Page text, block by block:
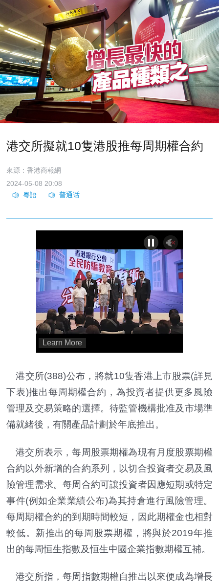
港交所擬就10隻港股推每周期權合約
來源：香港商報網
2024-05-08 20:08
港交所(388)公布，將就10隻香港上市股票(詳見
下表)推出每周期權合約，為投資者提供更多風險
管理及交易策略的選擇。待監管機構批准及市場準
備就緒後，有關產品計劃於年底推出。
港交所表示，每周股票期權為現有月度股票期權
合約以外新增的合約系列，以切合投資者交易及風
險管理需求。每周合約可讓投資者因應短期或特定
事件(例如企業業績公布)為其持倉進行風險管理。
每周期權合約的到期時間較短，因此期權金也相對
較低。新推出的每周股票期權，將與於2019年推
出的每周恒生指數及恒生中國企業指數期權互補。
港交所指，每周指數期權自推出以來便成為增長